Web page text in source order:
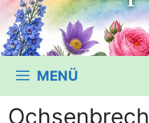
MENÜ
Ochsenbrech